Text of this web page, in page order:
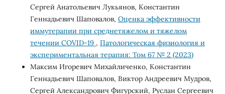
Сергей Анатольевич Лукьянов, Константин
Геннадьевич Шаповалов, Оценка эффективности
иммутерапии при среднетяжелом и тяжелом
течении COVID-19 , Патологическая физиология и
экспериментальная терапия: Том 67 № 2 (2023)
Максим Игоревич Михайличенко, Константин
Геннадьевич Шаповалов, Виктор Андреевич Мудров,
Сергей Александрович Фигурский, Руслан Сергеевич